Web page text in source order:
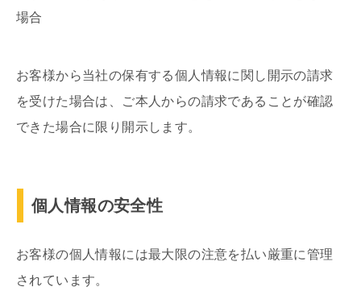
場合
お客様から当社の保有する個人情報に関し開示の請求
を受けた場合は、ご本人からの請求であることが確認
できた場合に限り開示します。
個人情報の安全性
お客様の個人情報には最大限の注意を払い厳重に管理
されています。